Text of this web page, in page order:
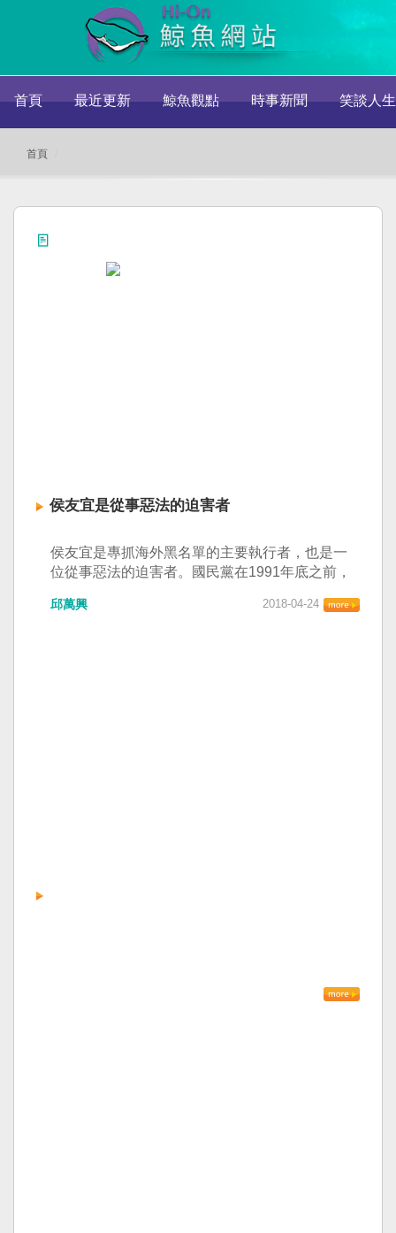
首頁 最近更新 鯨魚觀點 時事新聞 笑談人生
首頁
侯友宜是從事惡法的迫害者
侯友宜是專抓海外黑名單的主要執行者，也是一
位從事惡法的迫害者。國民黨在1991年底之前，
台獨聯盟人士郭倍宏、李應元等人。共有二十幾
邱萬興 2018-04-24